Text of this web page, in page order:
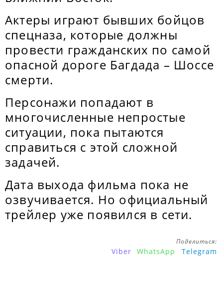
Актеры играют бывших бойцов
спецназа, которые должны
провести гражданских по самой
опасной дороге Багдада – Шоссе
смерти.
Персонажи попадают в
многочисленные непростые
ситуации, пока пытаются
справиться с этой сложной
задачей.
Дата выхода фильма пока не
озвучивается. Но официальный
трейлер уже появился в сети.
Поделиться:
Viber WhatsApp Telegram